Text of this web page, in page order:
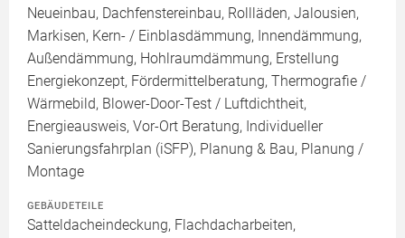
Neueinbau, Dachfenstereinbau, Rollläden, Jalousien,
Markisen, Kern- / Einblasdämmung, Innendämmung,
Außendämmung, Hohlraumdämmung, Erstellung
Energiekonzept, Fördermittelberatung, Thermografie /
Wärmebild, Blower-Door-Test / Luftdichtheit,
Energieausweis, Vor-Ort Beratung, Individueller
Sanierungsfahrplan (iSFP), Planung & Bau, Planung /
Montage
GEBÄUDETEILE
Satteldacheindeckung, Flachdacharbeiten,